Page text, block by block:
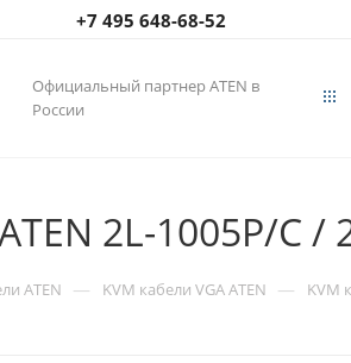
+7 495 648-68-52
Официальный партнер ATEN в
России
2L-1005P/C /
ATEN — KVM кабели VGA ATEN — KVM